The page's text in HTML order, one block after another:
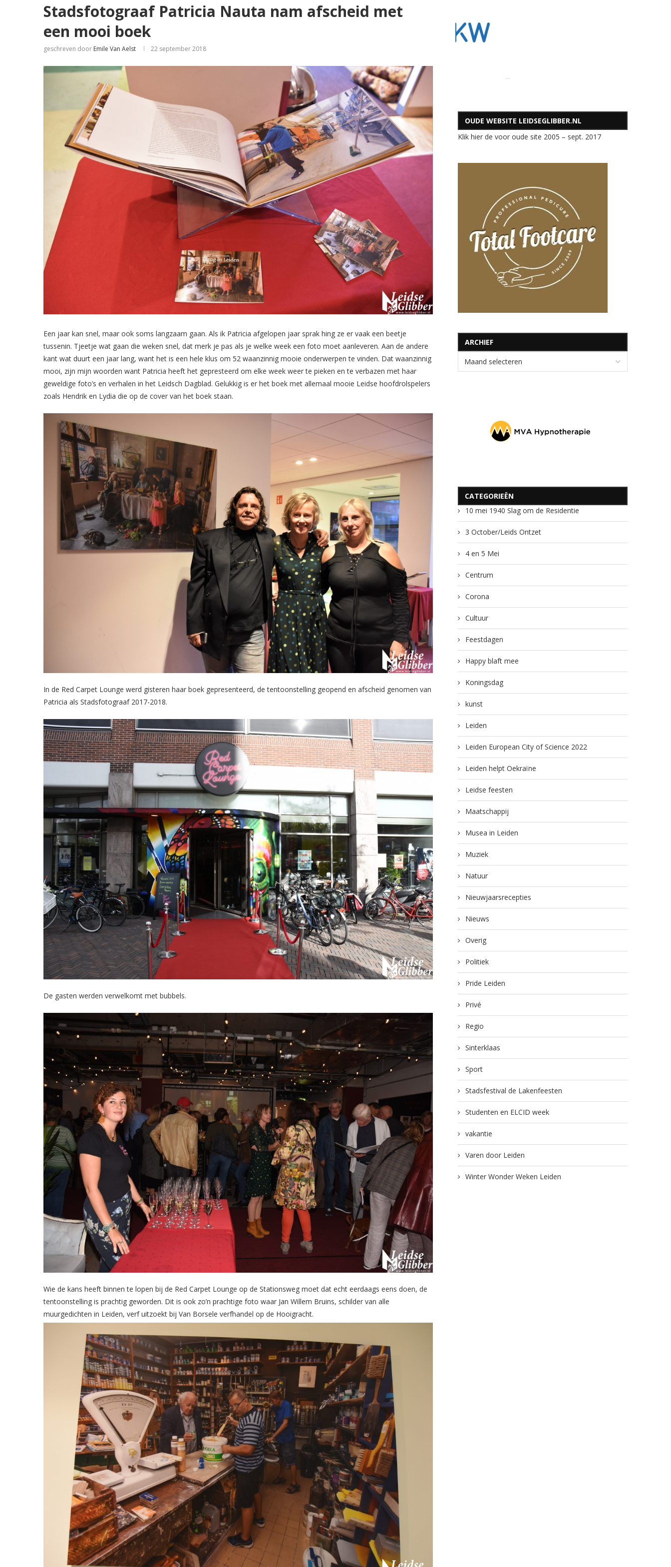
Stadsfotograaf Patricia Nauta nam afscheid met
een mooi boek
geschreven door Emile Van Aelst 22 september 2018
Een jaar kan snel, maar ook soms langzaam gaan. Als ik Patricia afgelopen jaar sprak hing ze er vaak een beetje
tussenin. Tjeetje wat gaan die weken snel, dat merk je pas als je welke week een foto moet aanleveren. Aan de andere
kant wat duurt een jaar lang, want het is een hele klus om 52 waanzinnig mooie onderwerpen te vinden. Dat waanzinnig
mooi, zijn mijn woorden want Patricia heeft het gepresteerd om elke week weer te pieken en te verbazen met haar
geweldige foto’s en verhalen in het Leidsch Dagblad. Gelukkig is er het boek met allemaal mooie Leidse hoofdrolspelers
zoals Hendrik en Lydia die op de cover van het boek staan.
In de Red Carpet Lounge werd gisteren haar boek gepresenteerd, de tentoonstelling geopend en afscheid genomen van
Patricia als Stadsfotograaf 2017-2018.
De gasten werden verwelkomt met bubbels.
Wie de kans heeft binnen te lopen bij de Red Carpet Lounge op de Stationsweg moet dat echt eerdaags eens doen, de
tentoonstelling is prachtig geworden. Dit is ook zo’n prachtige foto waar Jan Willem Bruins, schilder van alle
muurgedichten in Leiden, verf uitzoekt bij Van Borsele verfhandel op de Hooigracht.
OUDE WEBSITE LEIDSEGLIBBER.NL
Klik hier de voor oude site 2005 – sept. 2017
ARCHIEF
CATEGORIEËN
10 mei 1940 Slag om de Residentie
3 October/Leids Ontzet
4 en 5 Mei
Centrum
Corona
Cultuur
Feestdagen
Happy blaft mee
Koningsdag
kunst
Leiden
Leiden European City of Science 2022
Leiden helpt Oekraïne
Leidse feesten
Maatschappij
Musea in Leiden
Muziek
Natuur
Nieuwjaarsrecepties
Nieuws
Overig
Politiek
Pride Leiden
Privé
Regio
Sinterklaas
Sport
Stadsfestival de Lakenfeesten
Studenten en ELCID week
vakantie
Varen door Leiden
Winter Wonder Weken Leiden